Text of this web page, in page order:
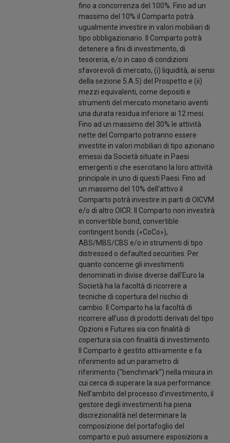
fino a concorrenza del 100%. Fino ad un
massimo del 10% il Comparto potrà
ugualmente investire in valori mobiliari di
tipo obbligazionario. Il Comparto potrà
detenere a fini di investimento, di
tesoreria, e/o in caso di condizioni
sfavorevoli di mercato, (i) liquidità, ai sensi
della sezione 5.A.5) del Prospetto e (ii)
mezzi equivalenti, come depositi e
strumenti del mercato monetario aventi
una durata residua inferiore ai 12 mesi.
Fino ad un massimo del 30% le attività
nette del Comparto potranno essere
investite in valori mobiliari di tipo azionario
emessi da Società situate in Paesi
emergenti o che esercitano la loro attività
principale in uno di questi Paesi. Fino ad
un massimo del 10% dell'attivo il
Comparto potrà investire in parti di OICVM
e/o di altro OICR. Il Comparto non investirà
in convertible bond, convertible
contingent bonds («CoCo»),
ABS/MBS/CBS e/o in strumenti di tipo
distressed o defaulted securities. Per
quanto concerne gli investimenti
denominati in divise diverse dall'Euro la
Società ha la facoltà di ricorrere a
tecniche di copertura del rischio di
cambio. Il Comparto ha la facoltà di
ricorrere all'uso di prodotti derivati del tipo
Opzioni e Futures sia con finalità di
copertura sia con finalità di investimento.
Il Comparto è gestito attivamente e fa
riferimento ad un parametro di
riferimento ("benchmark”) nella misura in
cui cerca di superare la sua performance.
Nell’ambito del processo d’investimento, il
gestore degli investimenti ha piena
discrezionalità nel determinare la
composizione del portafoglio del
comparto e può assumere esposizioni a